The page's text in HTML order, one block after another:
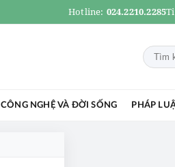
Hotline: 024.2210.2285
CÔNG NGHỆ VÀ ĐỜI SỐNG PHÁP